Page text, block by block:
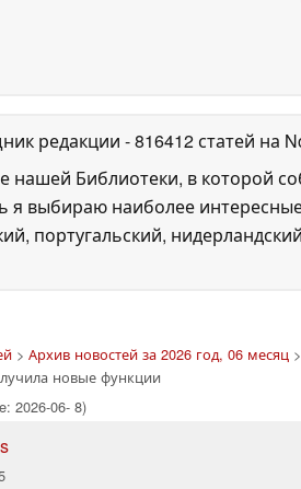
редакции - 816412 статей на
Библиотеки, в которой
выбираю наиболее
португальский,
> Архив новостей за 2026 год, 06 месяц
новые функции
2026-06- 8)